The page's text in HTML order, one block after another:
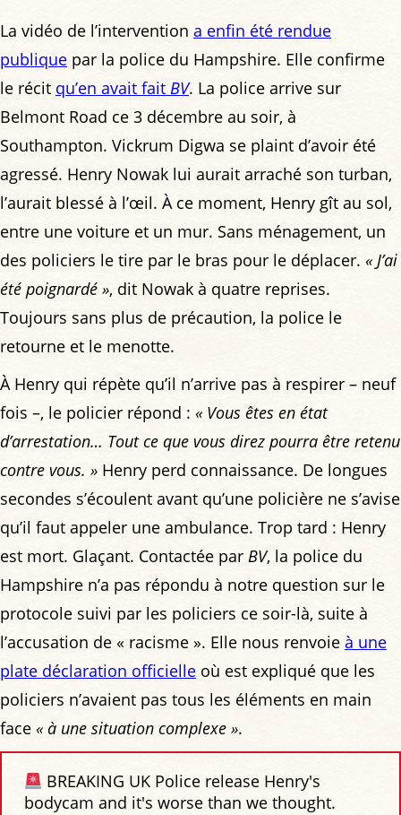
La vidéo de l’intervention a enfin été rendue
publique par la police du Hampshire. Elle confirme
le récit qu’en avait fait BV. La police arrive sur
Belmont Road ce 3 décembre au soir, à
Southampton. Vickrum Digwa se plaint d’avoir été
agressé. Henry Nowak lui aurait arraché son turban,
l’aurait blessé à l’œil. À ce moment, Henry gît au sol,
entre une voiture et un mur. Sans ménagement, un
des policiers le tire par le bras pour le déplacer. « J’ai
été poignardé », dit Nowak à quatre reprises.
Toujours sans plus de précaution, la police le
retourne et le menotte.
À Henry qui répète qu’il n’arrive pas à respirer – neuf
fois –, le policier répond : « Vous êtes en état
d’arrestation… Tout ce que vous direz pourra être retenu
contre vous. » Henry perd connaissance. De longues
secondes s’écoulent avant qu’une policière ne s’avise
qu’il faut appeler une ambulance. Trop tard : Henry
est mort. Glaçant. Contactée par BV, la police du
Hampshire n’a pas répondu à notre question sur le
protocole suivi par les policiers ce soir-là, suite à
l’accusation de « racisme ». Elle nous renvoie à une
plate déclaration officielle où est expliqué que les
policiers n’avaient pas tous les éléments en main
face « à une situation complexe ».
BREAKING UK Police release Henry's
bodycam and it's worse than we thought.